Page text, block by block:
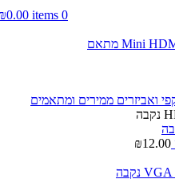
0
items
₪0.00
ואביזרים ממירים ומתאמים
₪12.00